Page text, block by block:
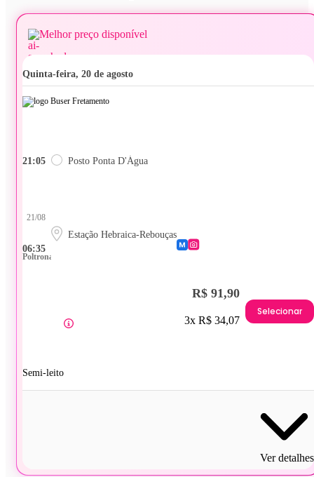
Melhor preço disponível
quinta-feira, 20 de agosto
21:05 Posto Ponta D'Água
06:35
21/08
Estação Hebraica-Rebouças
Poltrona
Semi-leito
R$ 91,90
3x R$ 34,07
Selecionar
Ver detalhes